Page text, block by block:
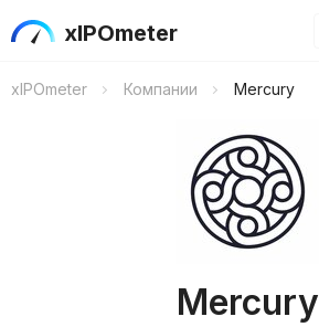
xIPOmeter
xIPOmeter Компании Mercury
Mercury